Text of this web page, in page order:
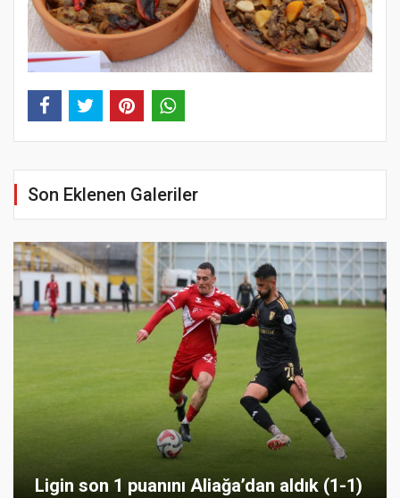
Son Eklenen Galeriler
Ligin son 1 puanını Aliağa’dan aldık (1-1)